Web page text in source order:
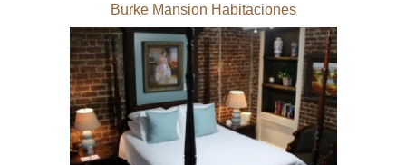
Burke Mansion Habitaciones